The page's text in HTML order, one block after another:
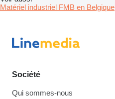
Matériel industriel FMB en Belgique
Société
Qui sommes-nous